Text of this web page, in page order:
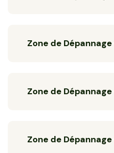
Zone de
Zone de
Zone de